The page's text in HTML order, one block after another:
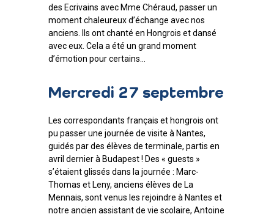
des Ecrivains avec Mme Chéraud, passer un
moment chaleureux d’échange avec nos
anciens. Ils ont chanté en Hongrois et dansé
avec eux. Cela a été un grand moment
d’émotion pour certains…
Mercredi 27 septembre
Les correspondants français et hongrois ont
pu passer une journée de visite à Nantes,
guidés par des élèves de terminale, partis en
avril dernier à Budapest ! Des « guests »
s’étaient glissés dans la journée : Marc-
Thomas et Leny, anciens élèves de La
Mennais, sont venus les rejoindre à Nantes et
notre ancien assistant de vie scolaire, Antoine